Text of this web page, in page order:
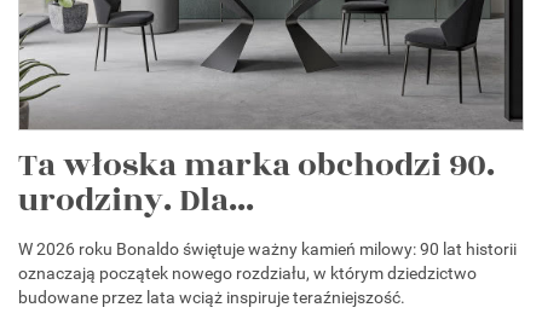
Ta włoska marka obchodzi 90.
urodziny. Dla...
W 2026 roku Bonaldo świętuje ważny kamień milowy: 90 lat historii
oznaczają początek nowego rozdziału, w którym dziedzictwo
budowane przez lata wciąż inspiruje teraźniejszość.